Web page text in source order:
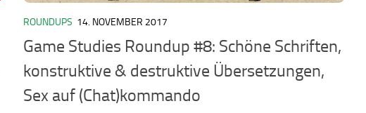
ROUNDUPS 14. NOVEMBER 2017
Game Studies Roundup #8: Schöne Schriften,
konstruktive & destruktive Übersetzungen,
Sex auf (Chat)kommando